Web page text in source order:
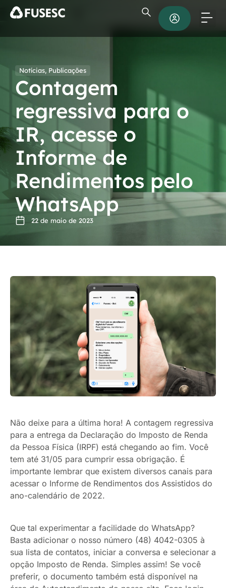
Notícias, Publicações
Contagem
regressiva para o
IR, acesse o
Informe de
Rendimentos pelo
WhatsApp
22 de maio de 2023
Não deixe para a última hora! A contagem regressiva
para a entrega da Declaração do Imposto de Renda
da Pessoa Física (IRPF) está chegando ao fim. Você
tem até 31/05 para cumprir essa obrigação. É
importante lembrar que existem diversos canais para
acessar o Informe de Rendimentos dos Assistidos do
ano-calendário de 2022.
Que tal experimentar a facilidade do WhatsApp?
Basta adicionar o nosso número (48) 4042-0305 à
sua lista de contatos, iniciar a conversa e selecionar a
opção Imposto de Renda. Simples assim! Se você
preferir, o documento também está disponível na